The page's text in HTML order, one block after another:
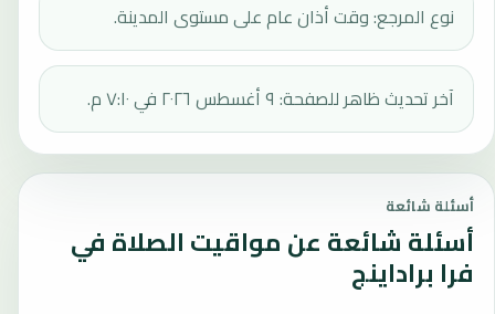
نوع المرجع: وقت أذان عام على مستوى المدينة.
آخر تحديث ظاهر للصفحة: ٩ أغسطس ٢٠٢٦ في ٧:١٠ م.
أسئلة شائعة
أسئلة شائعة عن مواقيت الصلاة في
فرا براداينج